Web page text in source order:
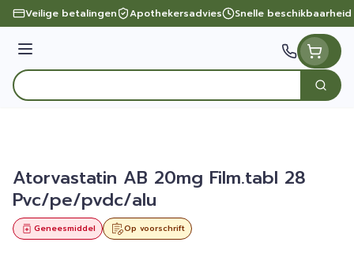
Ga naar de inhoud
Veilige betalingen Apothekersadvies Snelle beschikbaarheid
Menu
Product, merk, categorie...
Zoek
Atorvastatin AB 20mg Film.tabl 28
Pvc/pe/pvdc/alu
Op voorschrift
Geneesmiddel